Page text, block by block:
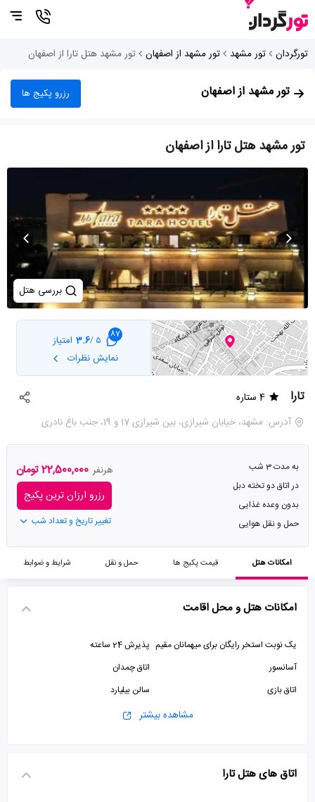
تورگردان تور مشهد تور مشهد از اصفهان تور مشهد هتل تارا از اصفهان
تور مشهد از اصفهان رزرو پکیج ها
تور مشهد هتل تارا از اصفهان
بررسی هتل
87
5 /
3.6 امتیاز
نمایش نظرات
تارا
4 ستاره
آدرس: مشهد، خیابان شیرازی، بین شیرازی 17 و 19، جنب باغ نادری
به مدت 3 شب
در اتاق دو تخته دبل
بدون وعده غذایی
حمل و نقل هوایی
هرنفر 22,500,000 تومان
رزرو ارزان ترین پکیج
تغییر تاریخ و تعداد شب
امکانات هتل قیمت پکیج ها حمل و نقل شرایط و ضوابط
امکانات هتل و محل اقامت
یک نوبت استخر رایگان برای میهمانان مقیم پذیرش 24 ساعته
آسانسور
اتاق چمدان
اتاق بازی
سالن بیلیارد
سالن بدنسازیمشاهده بیشتر
اتاق های هتل تارا